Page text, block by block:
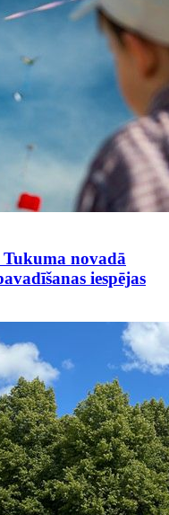
novadā
iespējas